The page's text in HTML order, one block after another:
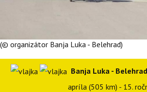
(© organizátor Banja Luka - Belehrad)
Banja Luka -
apríla (505 km) - 15.